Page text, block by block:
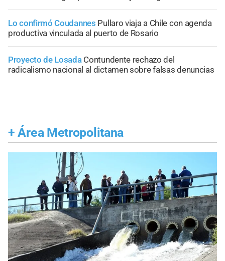
Lo confirmó Coudannes Pullaro viaja a Chile con agenda
productiva vinculada al puerto de Rosario
Proyecto de Losada Contundente rechazo del
radicalismo nacional al dictamen sobre falsas denuncias
+ Área Metropolitana